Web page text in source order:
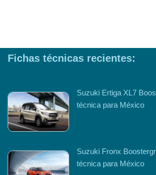
Fichas técnicas recientes:
Suzuki Ertiga XL7
técnica para México
Suzuki Fronx
técnica para México